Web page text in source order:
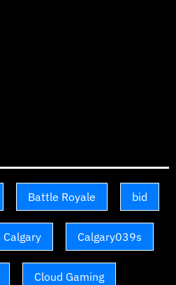
Battle Royale bid
Calgary Calgary039s
Cloud Gaming